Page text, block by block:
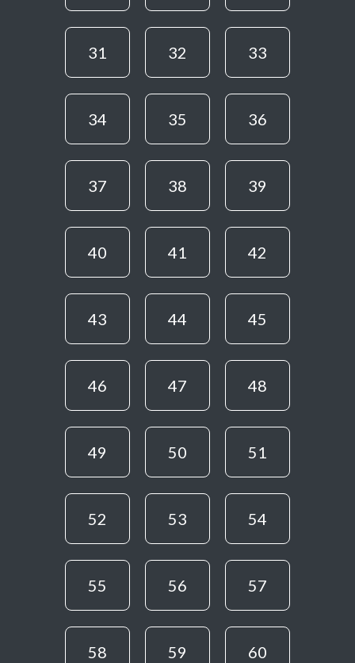
31 32 33
34 35 36
37 38 39
40 41 42
43 44 45
46 47 48
49 50 51
52 53 54
55 56 57
58 59 60